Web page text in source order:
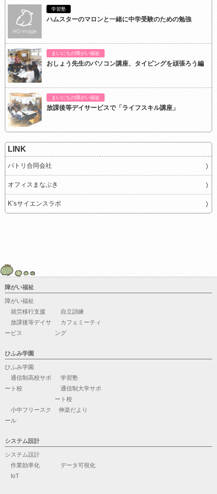
学習塾
ハムスターのマロンと一緒に中学受験のための勉強
まいにちの障がい福祉
おしょう先生のパソコン講座、タイピングを頑張ろう編
まいにちの障がい福祉
放課後等デイサービスで「ライフスキル講座」
LINK
パトリ合同会社
オフィスまなぶき
K’sサイエンスラボ
障がい福祉
障がい福祉
就労移行支援
自立訓練
放課後等デイサ
ービス
カフェミーティ
ング
ひふみ学園
ひふみ学園
通信制高校サポ
ート校
学習塾
通信制大学サポ
ート校
小中フリースク
ール
伸楽だより
システム設計
システム設計
作業効率化
データ可視化
IoT